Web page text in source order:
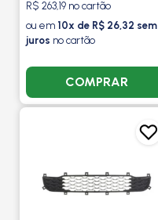
R$ 263,19 no cartão
ou em 10x de R$ 26,32 sem
juros no cartão
COMPRAR